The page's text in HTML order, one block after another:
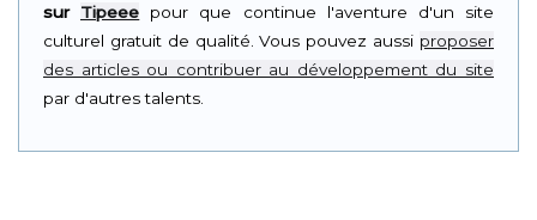
sur Tipeee pour que continue l'aventure d'un site
culturel gratuit de qualité. Vous pouvez aussi proposer
des articles ou contribuer au développement du site
par d'autres talents.